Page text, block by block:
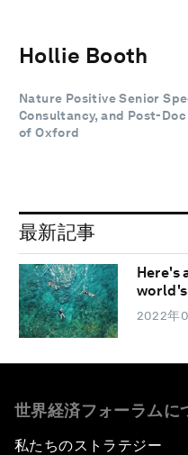
Hollie Booth
Nature Positive Senior
Consultancy, and Post-
of Oxford
最新記事
Here's
2022年
世界経済フォーラムに
私たちのストラテジー